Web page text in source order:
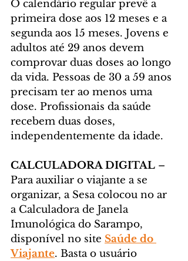
O calendário regular prevê a
primeira dose aos 12 meses e a
segunda aos 15 meses. Jovens e
adultos até 29 anos devem
comprovar duas doses ao longo
da vida. Pessoas de 30 a 59 anos
precisam ter ao menos uma
dose. Profissionais da saúde
recebem duas doses,
independentemente da idade.
CALCULADORA DIGITAL –
Para auxiliar o viajante a se
organizar, a Sesa colocou no ar
a Calculadora de Janela
Imunológica do Sarampo,
disponível no site Saúde do
Viajante. Basta o usuário